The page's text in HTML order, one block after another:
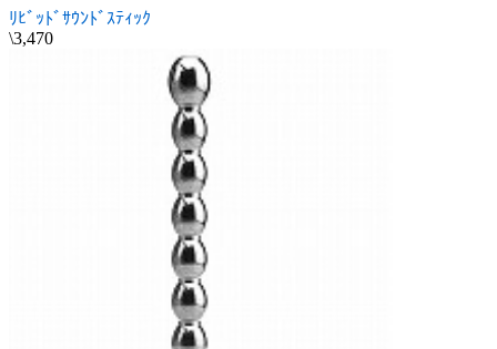
ﾘﾋﾞｯﾄﾞｻｳﾝﾄﾞｽﾃｨｯｸ
\3,470